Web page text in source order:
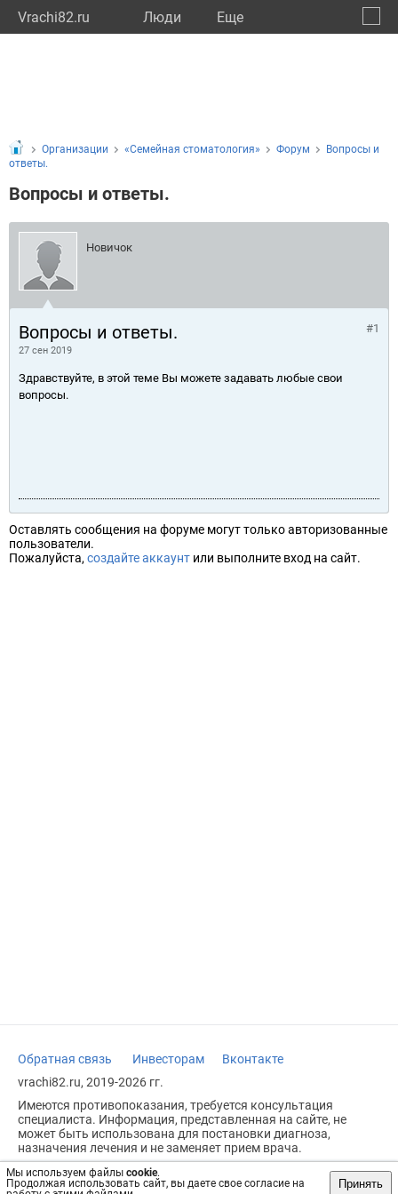
Vrachi82.ru Люди Eще
Мы используем файлы cookie.
Продолжая использовать сайт, вы даете свое согласие на
Принять
Организации «Семейная стоматология» Форум
Вопросы и
ответы.
Вопросы и ответы.
Новичок
Вопросы и ответы.
27 сен 2019
#1
Здравствуйте, в этой теме Вы можете задавать любые свои
вопросы.
Оставлять сообщения на форуме могут только авторизованные
пользователи.
Пожалуйста, создайте аккаунт или выполните вход на сайт.
Обратная связь Инвесторам
Вконтакте
vrachi82.ru, 2019-2026 гг.
Имеются противопоказания, требуется консультация
специалиста. Информация, представленная на сайте, не
может быть использована для постановки диагноза,
назначения лечения и не заменяет прием врача.
Возрастное ограничение: 18+